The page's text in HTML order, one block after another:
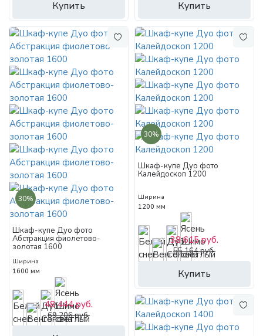
Купить Купить
30%
Шкаф-купе Дуо фото
Абстракция фиолетово-
золотая 1600
Ширина
1600 мм
48 444 руб.
69 206 руб.
30%
Шкаф-купе Дуо фото
Калейдоскоп 1200
Ширина
1200 мм
Купить
38 615 руб.
55 164 руб.